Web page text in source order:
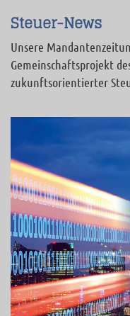
Steuer-News
Unsere
Gemeinschaftsprojekt
zukunftsorientierter